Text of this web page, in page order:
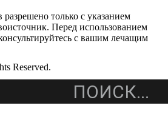
только с указанием
Перед использованием
с вашим лечащим
Reserved.